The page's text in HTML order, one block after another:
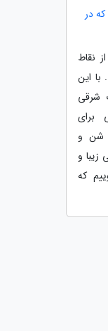
در
نقاط
با این
شرقی
برای
شن و
و
که